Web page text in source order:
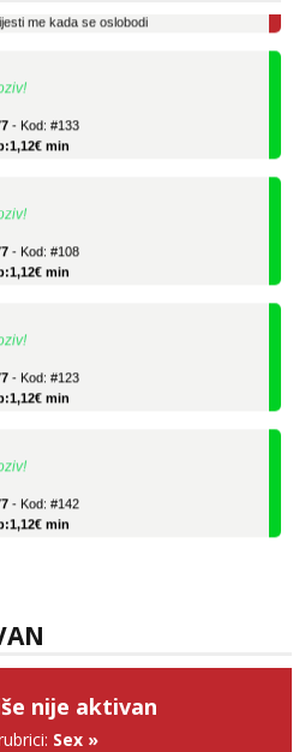
min
min
min
min
min
nije aktivan
Sex »